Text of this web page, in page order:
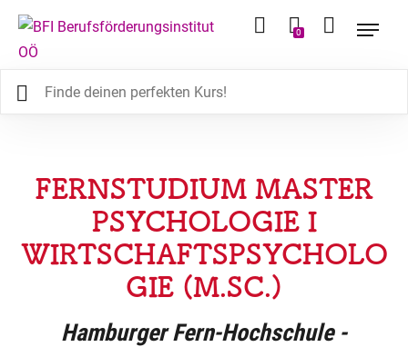
0
FERNSTUDIUM MASTER
PSYCHOLOGIE I
WIRTSCHAFTSPSYCHOLO
GIE (M.SC.)
Hamburger Fern-Hochschule -